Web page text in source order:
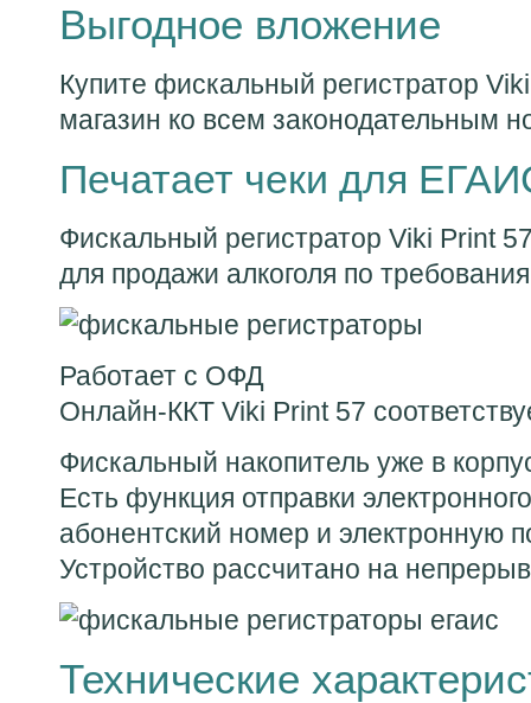
Выгодное вложение
Купите фискальный регистратор
магазин ко всем законодательным
Печатает чеки для
Фискальный регистратор Viki Print
для продажи алкоголя по
Работает с ОФД
Онлайн-ККТ Viki Print 57
Фискальный накопитель уже в
Есть функция отправки
абонентский номер и электронную
Устройство рассчитано на
Технические